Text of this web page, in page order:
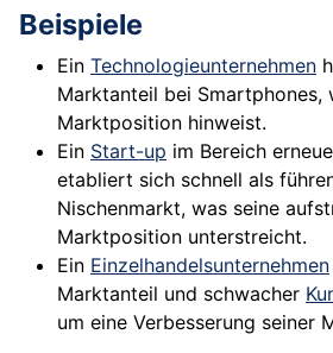
Beispiele
Ein Technologieunternehmen
Marktanteil bei Smartphones,
Marktposition hinweist.
Ein Start-up im Bereich
etabliert sich schnell als
Nischenmarkt, was seine
Marktposition unterstreicht.
Ein Einzelhandelsunternehmen
Marktanteil und schwacher
um eine Verbesserung seiner